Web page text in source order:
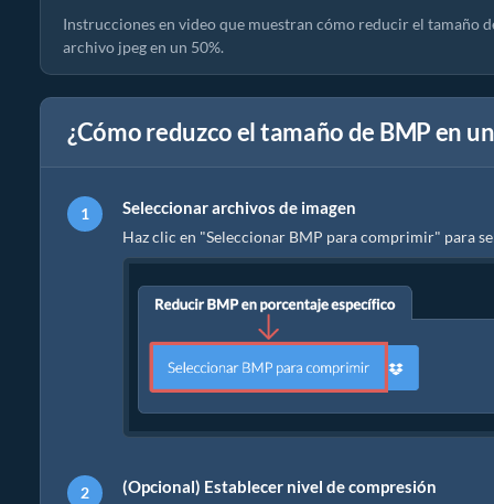
Instrucciones en video que muestran cómo reducir el tamaño
archivo jpeg en un 50%.
¿Cómo reduzco el tamaño de BMP en
Seleccionar archivos de imagen
Haz clic en "Seleccionar BMP para comprimir" para
(Opcional) Establecer nivel de compresión